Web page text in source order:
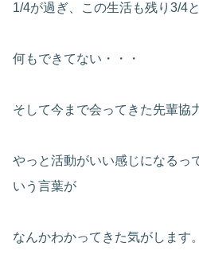
1/4が過ぎ、この生活も残り3/4
何もできてない・・・
そして今まで会ってきた先輩協
やっと活動がいい感じになるっ
いう言葉が
なんかわかってきた気がします。